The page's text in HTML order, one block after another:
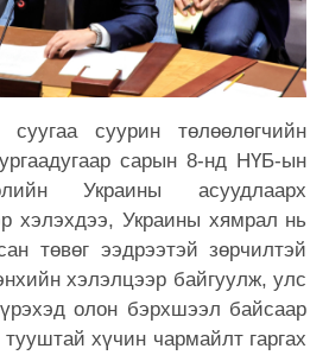
суурин төлөөлөгчийн
сарын 8-нд НҮБ-ын
Украины асуудлаарх
хэлэхдээ, Украины хямрал нь
төвөг ээдрээтэй зөрчилтэй
хэлэлцээр байгуулж, улс
олон бэрхшээл байсаар
хүчин чармайлт гаргах